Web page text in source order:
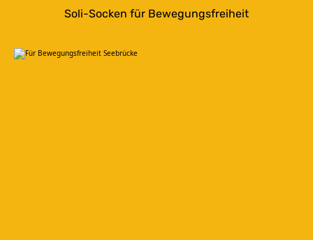
Soli-Socken für Bewegungsfreiheit